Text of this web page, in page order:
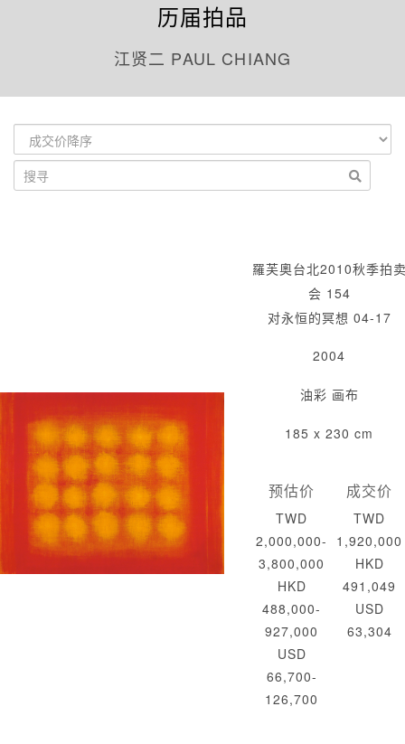
历届拍品
江贤二 PAUL CHIANG
羅芙奧台北2010秋季拍
会 154
对永恒的冥想 04-17
2004
油彩 画布
185 x 230 cm
预估价
TWD
2,000,000-
3,800,000
HKD
488,000-
927,000
USD
66,700-
126,700
成交价
TWD
1,920,000
HKD
491,049
USD
63,304